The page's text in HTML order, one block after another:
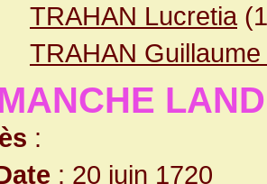
TRAHAN Lucretia
TRAHAN Guillaume
:
: 20 juin 1720